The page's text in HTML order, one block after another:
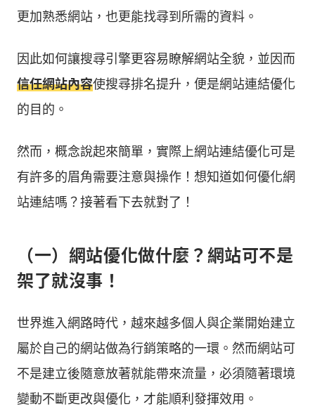
更加熟悉網站，也更能找尋到所需的資料。
因此如何讓搜尋引擎更容易瞭解網站全貌，並因而
信任網站內容使搜尋排名提升，便是網站連結優化
的目的。
然而，概念說起來簡單，實際上網站連結優化可是
有許多的眉角需要注意與操作！想知道如何優化網
站連結嗎？接著看下去就對了！
（一）網站優化做什麼？網站可不是
架了就沒事！
世界進入網路時代，越來越多個人與企業開始建立
屬於自己的網站做為行銷策略的一環。然而網站可
不是建立後隨意放著就能帶來流量，必須隨著環境
變動不斷更改與優化，才能順利發揮效用。